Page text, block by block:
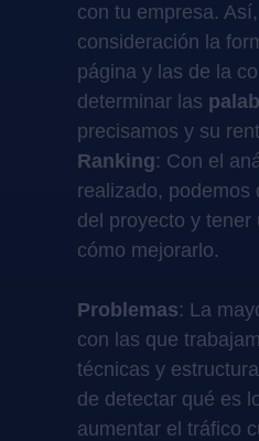
con tu empresa.
consideración la
página y las de la
determinar las
precisamos y su
Ranking: Con el
realizado, podemos
del proyecto y tener
cómo mejorarlo.
Problemas: La
con las que
técnicas y
de detectar qué es
aumentar el tráfico